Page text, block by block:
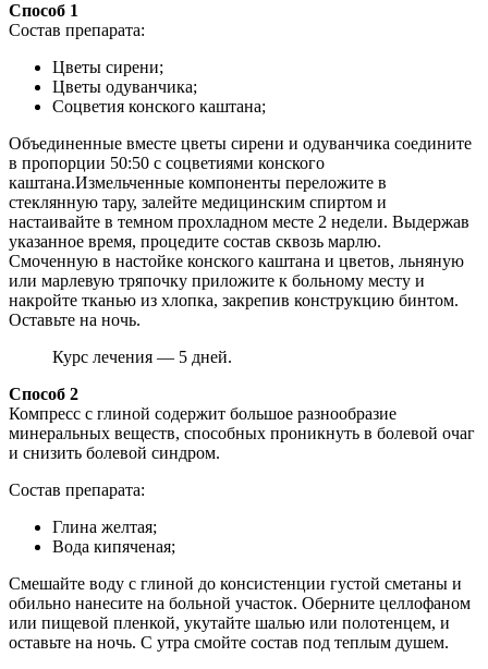
Способ 1
Состав препарата:
Цветы сирени;
Цветы одуванчика;
Соцветия конского каштана;
Объединенные вместе цветы сирени и одуванчика соедините
в пропорции 50:50 с соцветиями конского
каштана.Измельченные компоненты переложите в
стеклянную тару, залейте медицинским спиртом и
настаивайте в темном прохладном месте 2 недели. Выдержав
указанное время, процедите состав сквозь марлю.
Смоченную в настойке конского каштана и цветов, льняную
или марлевую тряпочку приложите к больному месту и
накройте тканью из хлопка, закрепив конструкцию бинтом.
Оставьте на ночь.
Курс лечения — 5 дней.
Способ 2
Компресс с глиной содержит большое разнообразие
минеральных веществ, способных проникнуть в болевой очаг
и снизить болевой синдром.
Состав препарата:
Глина желтая;
Вода кипяченая;
Смешайте воду с глиной до консистенции густой сметаны и
обильно нанесите на больной участок. Оберните целлофаном
или пищевой пленкой, укутайте шалью или полотенцем, и
оставьте на ночь. С утра смойте состав под теплым душем.